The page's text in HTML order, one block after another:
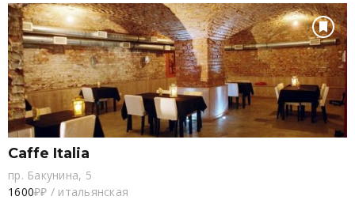
Caffe Italia
пр. Бакунина, 5
1600₽₽ / итальянская